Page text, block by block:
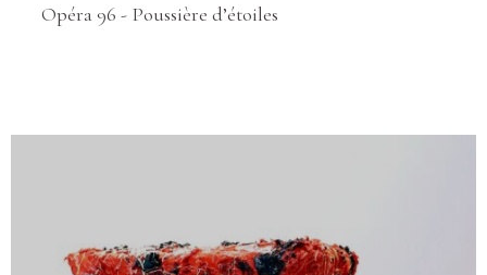
Opéra 96 ​​​​- Poussière d’étoiles